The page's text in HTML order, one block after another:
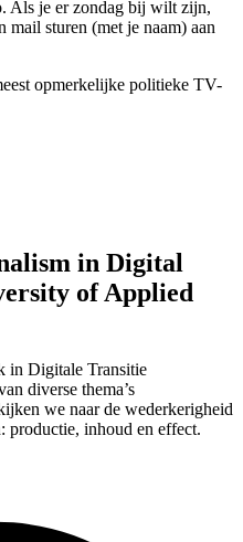
Als je er zondag bij wilt zijn,
mail sturen (met je naam) aan
opmerkelijke politieke TV-
in Digital
of Applied
in Digitale Transitie
diverse thema’s
we naar de wederkerigheid
productie, inhoud en effect.